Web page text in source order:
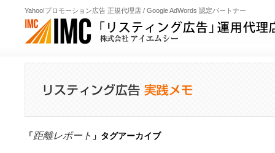
Yahoo!プロモーション広告 正規代理店 / Google AdWords 認定パートナー
「距離レポート 」タグアーカイブ